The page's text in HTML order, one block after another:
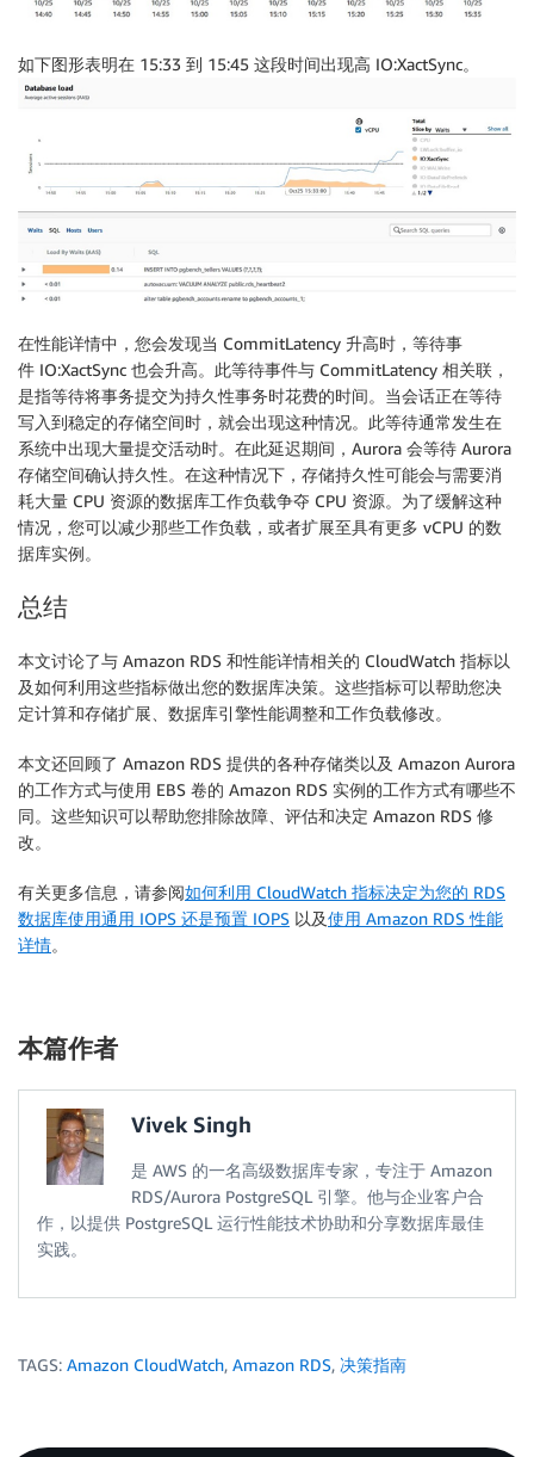
如下图形表明在 15:33 到 15:45 这段时间出现高 IO:XactSync。
在性能详情中，您会发现当 CommitLatency 升高时，等待事
件 IO:XactSync 也会升高。此等待事件与 CommitLatency 相关联，
是指等待将事务提交为持久性事务时花费的时间。当会话正在等待
写入到稳定的存储空间时，就会出现这种情况。此等待通常发生在
系统中出现大量提交活动时。在此延迟期间，Aurora 会等待 Aurora
存储空间确认持久性。在这种情况下，存储持久性可能会与需要消
耗大量 CPU 资源的数据库工作负载争夺 CPU 资源。为了缓解这种
情况，您可以减少那些工作负载，或者扩展至具有更多 vCPU 的数
据库实例。
总结
本文讨论了与 Amazon RDS 和性能详情相关的 CloudWatch 指标以
及如何利用这些指标做出您的数据库决策。这些指标可以帮助您决
定计算和存储扩展、数据库引擎性能调整和工作负载修改。
本文还回顾了 Amazon RDS 提供的各种存储类以及 Amazon Aurora
的工作方式与使用 EBS 卷的 Amazon RDS 实例的工作方式有哪些不
同。这些知识可以帮助您排除故障、评估和决定 Amazon RDS 修
改。
有关更多信息，请参阅如何利用 CloudWatch 指标决定为您的 RDS
数据库使用通用 IOPS 还是预置 IOPS 以及使用 Amazon RDS 性能
详情。
本篇作者
Vivek Singh
是 AWS 的一名高级数据库专家，专注于 Amazon
RDS/Aurora PostgreSQL 引擎。他与企业客户合
作，以提供 PostgreSQL 运行性能技术协助和分享数据库最佳
实践。
TAGS: Amazon CloudWatch, Amazon RDS, 决策指南